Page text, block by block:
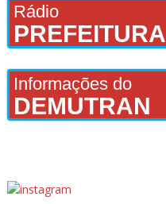
Rádio
PREFEITURA
Informações do
DEMUTRAN